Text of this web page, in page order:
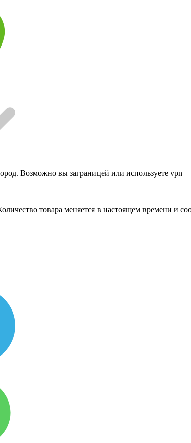
Возможно вы заграницей или используете vpn
товара меняется в настоящем времени и